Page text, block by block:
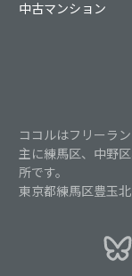
中古マンション
ココルはフリーラ
主に練馬区、中野
所です。
東京都練馬区豊玉